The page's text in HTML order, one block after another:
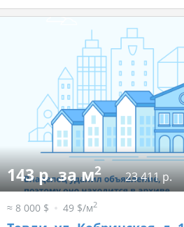
143 р. за м2 23 411 р.
≈ 8 000 $ 49 $/м2